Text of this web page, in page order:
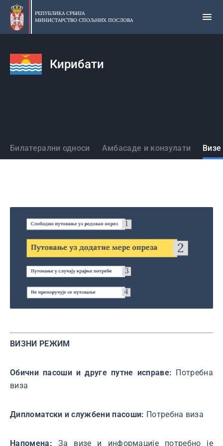
Прескочи
главни
део
РЕПУБЛИКА СРБИЈА
МИНИСТАРСТВО СПОЉНИХ ПОСЛОВА
Кирибати
Државе
Билатерални односи Амбасаде и конзулати
ВИЗНИ РЕЖИМ
Обични пасоши и друге путне исправе:
Потребна
виза
Дипломатски и службени пасоши: Потребна виза
Напомена: За визе и информације потребно је